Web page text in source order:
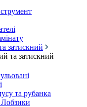
затискний
та затискний
та рубанка